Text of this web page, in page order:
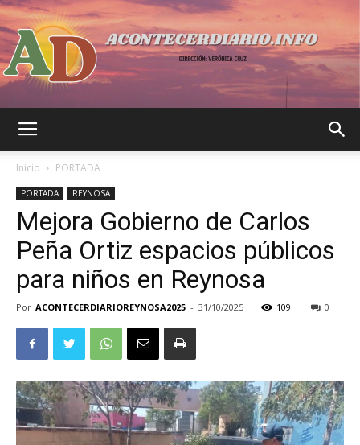
Diario
Inicio PORTADA
PORTADA REYNOSA
Mejora Gobierno de Carlos
Peña Ortiz espacios públicos
para niños en Reynosa
Por ACONTECERDIARIOREYNOSA2025 - 31/10/2025 109 0